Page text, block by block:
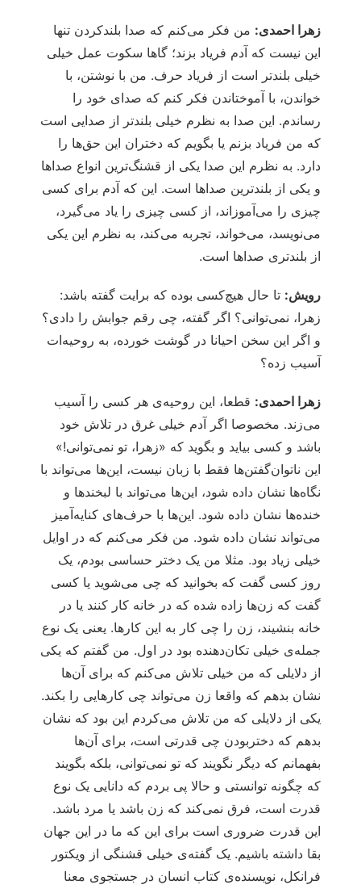
زهرا احمدی: من فکر می‌کنم که صدا بلندکردن تنها
این نیست که آدم فریاد بزند؛ گاها سکوت عمل خیلی
خیلی بلندتر است از فریاد حرف. من با نوشتن، با
خواندن، با آموختاندن فکر ‌کنم که صدای خود را
رساندم. این صدا به نظرم خیلی بلندتر از صدایی است
که من فریاد بزنم یا بگویم که دختران این حق‌ها را
دارد. به نظرم این صدا یکی از قشنگ‌ترین انواع صداها
و یکی از بلندترین صداها است. این که آدم برای کسی
چیزی را می‌آموزاند، از کسی چیزی را یاد می‌گیرد،
می‌نویسد، می‌خواند، تجربه می‌کند، به نظرم این یکی
از بلندتری صداها است.
رویش: تا حال هیچ‌کسی بوده که برایت گفته باشد:
زهرا، نمی‌توانی؟ اگر گفته، چی رقم جوابش را دادی؟
و اگر این سخن احیانا در گوشت خورده، به روحیه‌ات
آسیب زده؟
زهرا احمدی: قطعا، این روحیه‌ی هر کسی را آسیب
می‌زند. مخصوصا اگر آدم خیلی غرق در تلاش خود
باشد و کسی بیاید و بگوید که «زهرا، تو نمی‌توانی!»
این ناتوان‌گفتن‌ها فقط با زبان نیست، این‌ها می‌تواند با
نگاه‌ها نشان داده شود، این‌ها می‌تواند با لبخندها و
خنده‌ها نشان داده شود. این‌ها با حرف‌های کنایه‌آمیز
می‌تواند نشان داده شود. من فکر می‌کنم که در اوایل
خیلی زیاد بود. مثلا من یک دختر حساسی بودم، یک
روز کسی گفت که بخوانید که چی می‌شوید یا کسی
گفت که زن‌ها زاده شده که در خانه کار کنند یا در
خانه بنشیند، زن را چی کار به این کارها. یعنی یک نوع
جمله‌ی خیلی تکان‌دهنده بود در اول. من گفتم که یکی
از دلایلی که من خیلی تلاش می‌کنم که برای آن‌ها
نشان بدهم که واقعا زن می‌تواند چی کارهایی را بکند.
یکی از دلایلی که من تلاش می‌کردم این بود که نشان
بدهم که دختربودن چی قدرتی است، برای آن‌ها
بفهمانم که دیگر نگویند که تو نمی‌توانی، بلکه بگویند
که چگونه توانستی و حالا پی بردم که دانایی یک نوع
قدرت است، فرق نمی‌کند که زن باشد یا مرد باشد.
این قدرت ضروری است برای این که ما در این جهان
بقا داشته باشیم. یک گفته‌ی خیلی قشنگی از ویکتور
فرانکل، نویسنده‌ی کتاب انسان در جستجوی معنا